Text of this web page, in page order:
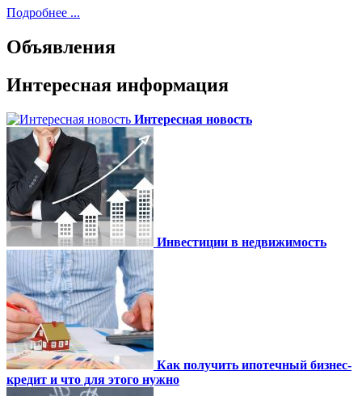
Подробнее ...
Объявления
Интересная информация
Интересная новость
Инвестиции в недвижимость
Как получить ипотечный бизнес-
кредит и что для этого нужно